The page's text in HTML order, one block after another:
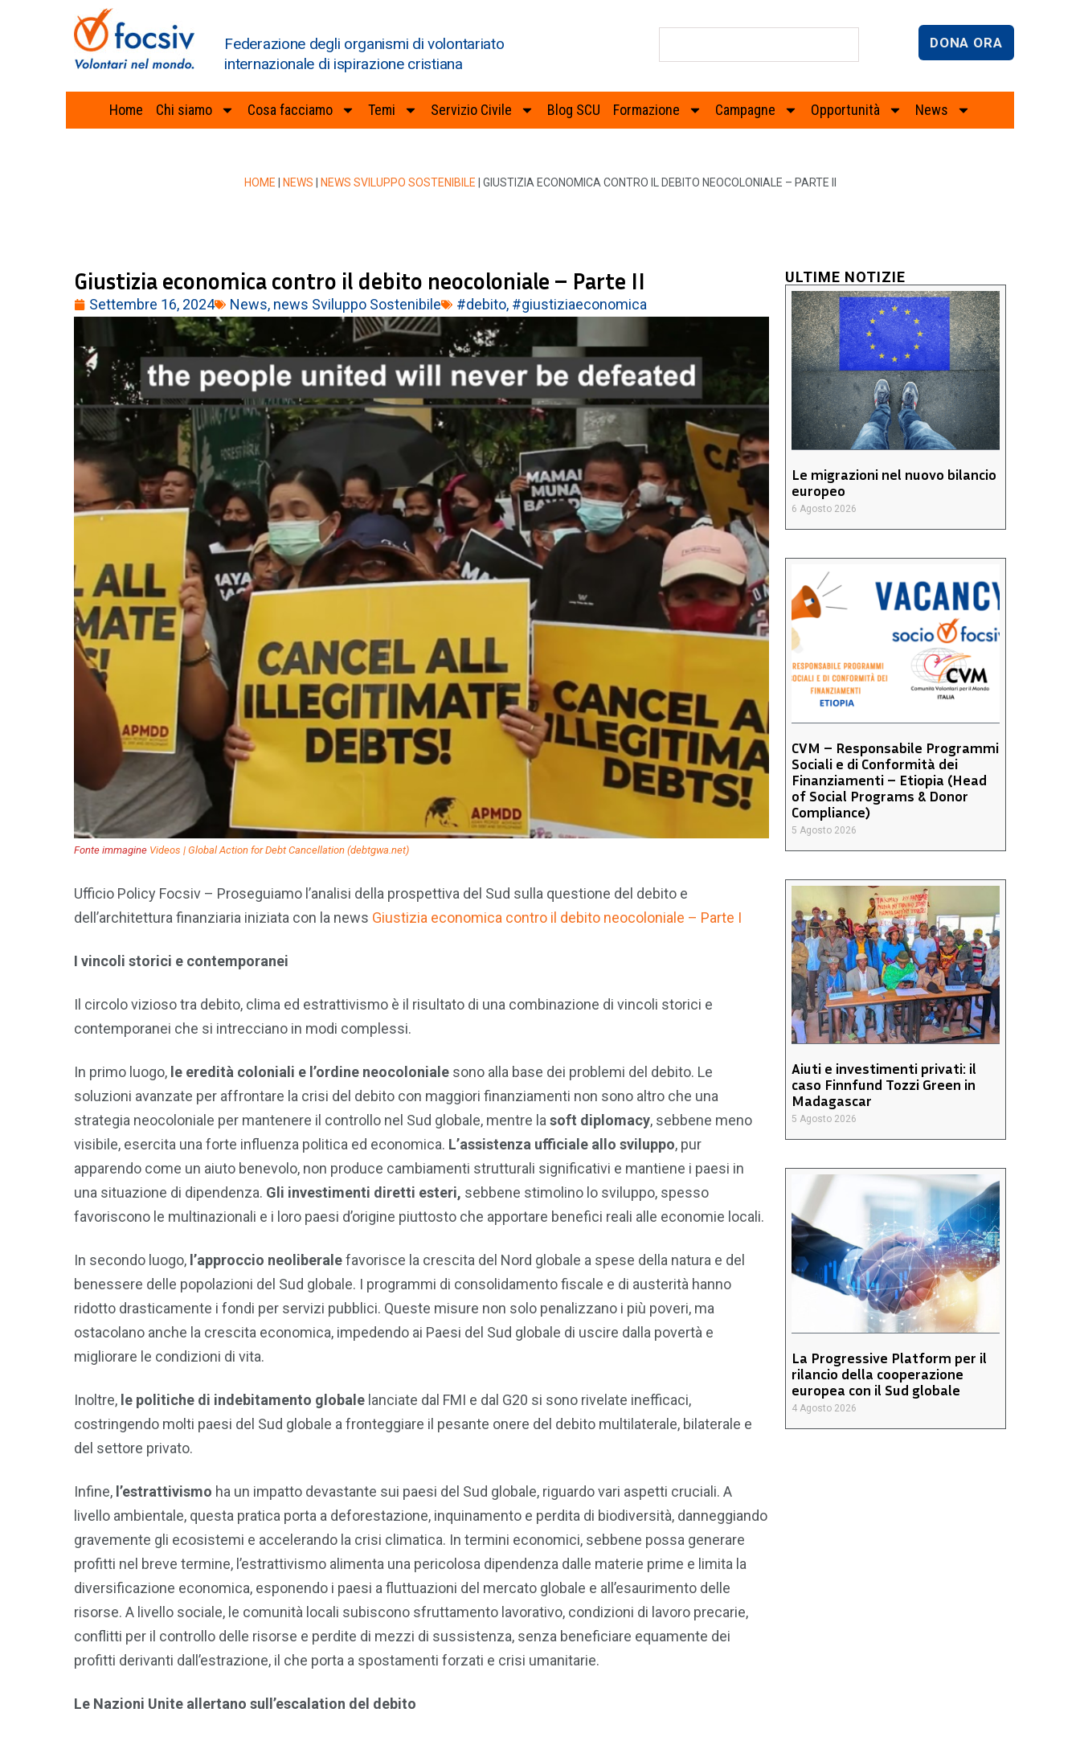
Federazione degli organismi di volontariato
internazionale di ispirazione cristiana
DONA ORA
Home Chi siamo Cosa facciamo Temi Servizio Civile Blog SCU Formazione Campagne Opportunità News
HOME NEWS NEWS SVILUPPO SOSTENIBILE GIUSTIZIA ECONOMICA CONTRO IL DEBITO NEOCOLONIALE – PARTE II
Giustizia economica contro il debito neocoloniale – Parte II
Settembre 16, 2024 News, news Sviluppo Sostenibile #debito, #giustiziaeconomica
Fonte immagine Videos | Global Action for Debt Cancellation (debtgwa.net)
Ufficio Policy Focsiv – Proseguiamo l’analisi della prospettiva del Sud sulla questione del debito e
dell’architettura finanziaria iniziata con la news Giustizia economica contro il debito neocoloniale – Parte I
I vincoli storici e contemporanei
Il circolo vizioso tra debito, clima ed estrattivismo è il risultato di una combinazione di vincoli storici e
contemporanei che si intrecciano in modi complessi.
In primo luogo, le eredità coloniali e l’ordine neocoloniale sono alla base dei problemi del debito. Le
soluzioni avanzate per affrontare la crisi del debito con maggiori finanziamenti non sono altro che una
strategia neocoloniale per mantenere il controllo nel Sud globale, mentre la soft diplomacy, sebbene meno
visibile, esercita una forte influenza politica ed economica. L’assistenza ufficiale allo sviluppo, pur
apparendo come un aiuto benevolo, non produce cambiamenti strutturali significativi e mantiene i paesi in
una situazione di dipendenza. Gli investimenti diretti esteri, sebbene stimolino lo sviluppo, spesso
favoriscono le multinazionali e i loro paesi d’origine piuttosto che apportare benefici reali alle economie locali.
In secondo luogo, l’approccio neoliberalefavorisce la crescita del Nord globale a spese della natura e del
benessere delle popolazioni del Sud globale. I programmi di consolidamento fiscale e di austerità hanno
ridotto drasticamente i fondi per servizi pubblici. Queste misure non solo penalizzano i più poveri, ma
ostacolano anche la crescita economica, impedendo ai Paesi del Sud globale di uscire dalla povertà e
migliorare le condizioni di vita.
Inoltre, le politiche di indebitamento globale lanciate dal FMI e dal G20 si sono rivelate inefficaci,
costringendo molti paesi del Sud globale a fronteggiare il pesante onere del debito multilaterale, bilaterale e
del settore privato.
Infine, l’estrattivismo ha un impatto devastante sui paesi del Sud globale, riguardo vari aspetti cruciali. A
livello ambientale, questa pratica porta a deforestazione, inquinamento e perdita di biodiversità, danneggiando
gravemente gli ecosistemi e accelerando la crisi climatica. In termini economici, sebbene possa generare
profitti nel breve termine, l’estrattivismo alimenta una pericolosa dipendenza dalle materie prime e limita la
diversificazione economica, esponendo i paesi a fluttuazioni del mercato globale e all’esaurimento delle
risorse. A livello sociale, le comunità locali subiscono sfruttamento lavorativo, condizioni di lavoro precarie,
conflitti per il controllo delle risorse e perdite di mezzi di sussistenza, senza beneficiare equamente dei
profitti derivanti dall’estrazione, il che porta a spostamenti forzati e crisi umanitarie.
Le Nazioni Unite allertano sull’escalation del debito
ULTIME NOTIZIE
Le migrazioni nel nuovo bilancio
europeo
6 Agosto 2026
CVM – Responsabile Programmi
Sociali e di Conformità dei
Finanziamenti – Etiopia (Head
of Social Programs & Donor
Compliance)
5 Agosto 2026
Aiuti e investimenti privati: il
caso Finnfund Tozzi Green in
Madagascar
5 Agosto 2026
La Progressive Platform per il
rilancio della cooperazione
europea con il Sud globale
4 Agosto 2026